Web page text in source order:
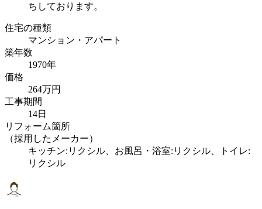
ちしております。
住宅の種類
マンション・アパート
築年数
1970年
価格
264万円
工事期間
14日
リフォーム箇所
（採用したメーカー）
キッチン:リクシル、お風呂・浴室:リクシル、トイレ:
リクシル